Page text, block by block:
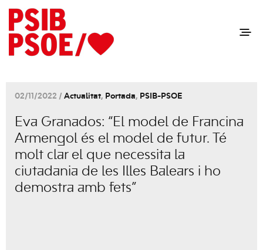
02/11/2022 / Actualitat, Portada, PSIB-PSOE
Eva Granados: “El model de Francina
Armengol és el model de futur. Té
molt clar el que necessita la
ciutadania de les Illes Balears i ho
demostra amb fets”